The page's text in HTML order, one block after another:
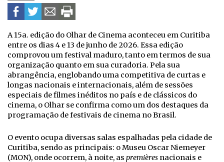
A 15a. edição do Olhar de Cinema aconteceu em Curitiba
entre os dias 4 e 13 de junho de 2026. Essa edição
comprovou um festival maduro, tanto em termos de sua
organização quanto em sua curadoria. Pela sua
abrangência, englobando uma competitiva de curtas e
longas nacionais e internacionais, além de sessões
especiais de filmes inéditos no país e de clássicos do
cinema, o Olhar se confirma como um dos destaques da
programação de festivais de cinema no Brasil.
O evento ocupa diversas salas espalhadas pela cidade de
Curitiba, sendo as principais: o Museu Oscar Niemeyer
(MON), onde ocorrem, à noite, as premières nacionais e